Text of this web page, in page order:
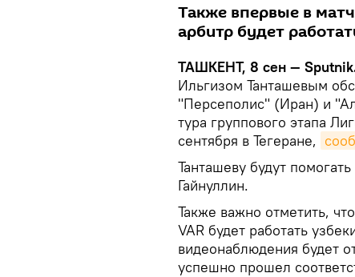
Также впервые в
арбитр будет
ТАШКЕНТ, 8 сен —
Ильгизом Танташевым
"Персеполис" (Иран) и
тура группового этапа
сентября в Тегеране,
Танташеву будут
Гайнуллин.
Также важно отметить,
VAR будет работать
видеонаблюдения будет
успешно прошел